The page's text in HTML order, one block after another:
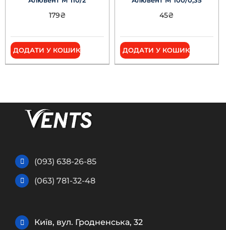
179₴
ДОДАТИ У КОШИК
45₴
ДОДАТИ У КОШИК
(093) 638-26-85
(063) 781-32-48
Київ, вул. Гродненська, 32